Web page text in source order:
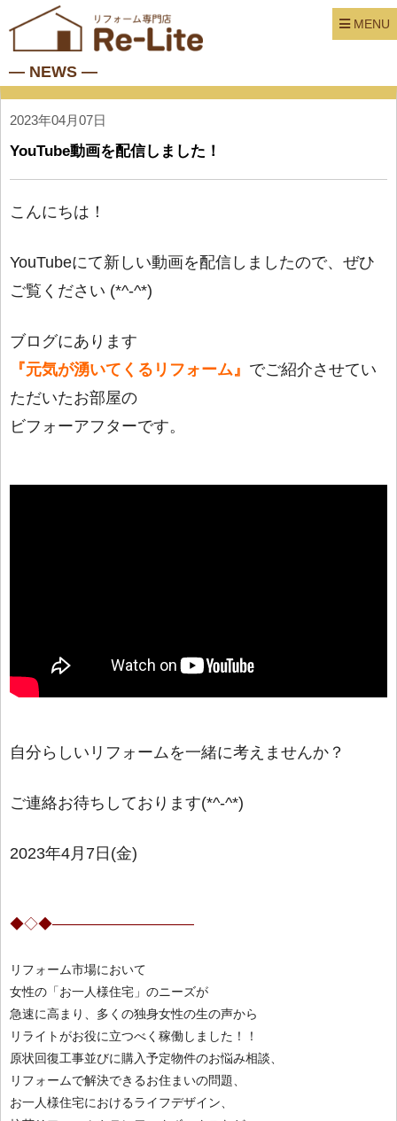
MENU
― NEWS ―
2023年04月07日
YouTube動画を配信しました！
こんにちは！
YouTubeにて新しい動画を配信しましたので、 ぜひ
ご覧ください (*^-^*)
ブログにあります
『元気が湧いてくるリフォーム』 でご紹介させてい
ただいたお部屋の
ビフォーアフターです。
自分らしいリフォームを一緒に考えませんか？
ご連絡お待ちしております(*^-^*)
2023年4月7日(金)
◆◇◆——————————
リフォーム市場において
女性の「お一人様住宅」のニーズが
急速に高まり、多くの独身女性の生の声から
リライトがお役に立つべく稼働しました！！
原状回復工事並びに購入予定物件のお悩み相談、
リフォームで解決できるお住まいの問題、
お一人様住宅におけるライフデザイン、